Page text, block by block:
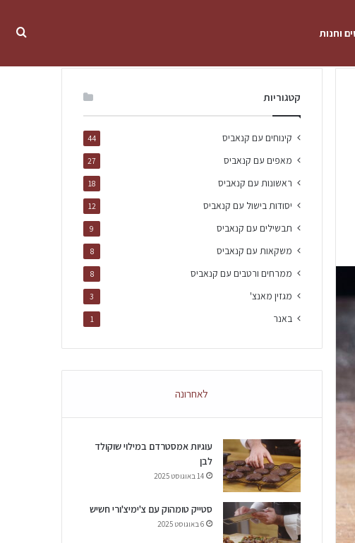
וחנות
קטגוריות
קינוחים עם קנאביס 44
מאפים עם קנאביס 27
ראשונות עם קנאביס 18
יסודות בישול עם קנאביס 12
תבשילים עם קנאביס 9
משקאות עם קנאביס 8
ממרחים ורטבים עם קנאביס 8
מגזין מאנצ' 3
באנר 1
לאחרונה
עוגיות אמסטרדם במילוי שוקולד
לבן
14 באוגוסט 2025
סטייק טומהוק עם צ'ימיצ'ורי חשיש
6 באוגוסט 2025